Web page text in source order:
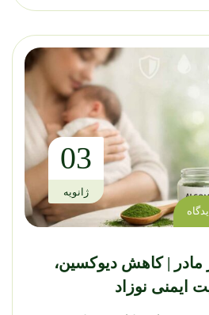
03
ژانویه
مادر | کاهش دیوکسین،